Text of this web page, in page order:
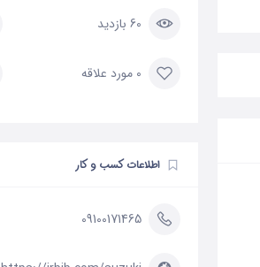
60 بازدید
0 مورد علاقه
اطلاعات کسب و کار
09100171465